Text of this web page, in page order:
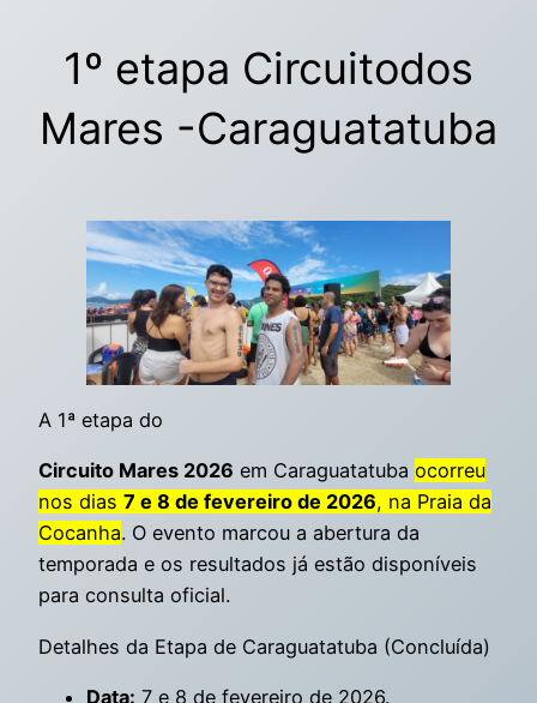
1º etapa Circuitodos
Mares -Caraguatatuba
A 1ª etapa do
Circuito Mares 2026 em Caraguatatuba ocorreu
nos dias 7 e 8 de fevereiro de 2026, na Praia da
Cocanha. O evento marcou a abertura da
temporada e os resultados já estão disponíveis
para consulta oficial.
Detalhes da Etapa de Caraguatatuba (Concluída)
Data: 7 e 8 de fevereiro de 2026.